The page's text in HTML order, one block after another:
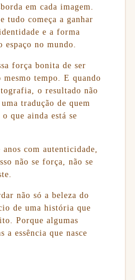
em cada imagem.
tudo começa a ganhar
e a forma
no mundo.
força bonita de ser
tempo. E quando
o resultado não
tradução de quem
que ainda está se
com autenticidade,
não se força, não se
não só a beleza do
de uma história que
Porque algumas
a essência que nasce